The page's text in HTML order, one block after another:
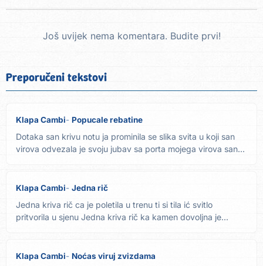
Još uvijek nema komentara. Budite prvi!
Preporučeni tekstovi
Klapa Cambi Popucale rebatine
Dotaka san krivu notu ja prominila se slika svita u koji san
virova odvezala je svoju jubav sa porta mojega virova san...
Klapa Cambi Jedna rič
Jedna kriva rič ca je poletila u trenu ti si tila ić svitlo
pritvorila u sjenu Jedna kriva rič ka kamen dovoljna je...
Klapa Cambi Noćas viruj zvizdama